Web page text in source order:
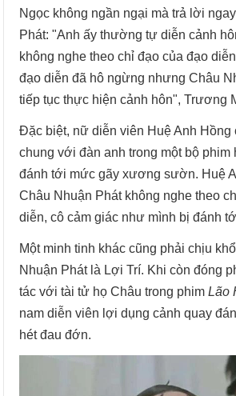
Ngọc không ngần ngại mà trả lời
Phát: "Anh ấy thường tự diễn cảnh
không nghe theo chỉ đạo của đạo
đạo diễn đã hô ngừng nhưng Châu
tiếp tục thực hiện cảnh hôn", Trương
Đặc biệt, nữ diễn viên Huệ Anh Hồng
chung với đàn anh trong một bộ phim
đánh tới mức gãy xương sườn. Huệ
Châu Nhuận Phát không nghe theo
diễn, cô cảm giác như mình bị đánh
Một minh tinh khác cũng phải chịu
Nhuận Phát là Lợi Trí. Khi còn đóng
tác với tài tử họ Châu trong phimLão
nam diễn viên lợi dụng cảnh quay
hét đau đớn.